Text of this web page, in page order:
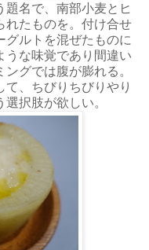
名で、南部小麦とヒ
れたものを。付け合せ
グルトを混ぜたものに
うな味覚であり間違い
グでは腹が膨れる。
、ちびりちびりやり
択肢が欲しい。